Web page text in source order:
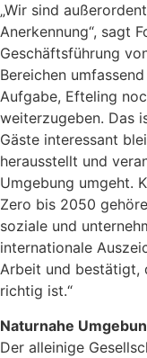
„Wir sind
Anerkennung“, sagt
Geschäftsführung
Bereichen
Aufgabe, Efteling
weiterzugeben. Das
Gäste interessant
herausstellt und
Umgebung umgeht.
Zero bis 2050
soziale und
internationale
Arbeit und bestätigt,
richtig ist.“
Naturnahe
Der alleinige